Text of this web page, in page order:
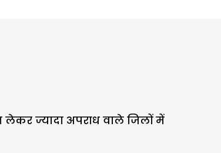
ज्यादा अपराध वाले जिलों में